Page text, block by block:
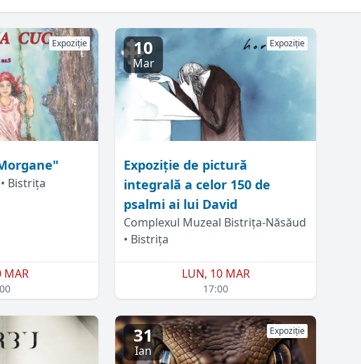
Expoziție
Bistrița
MAR
10
Mar
Expoziție
Expoziție de pictură
integrală a celor 150 de
psalmi ai lui David
Complexul Muzeal Bistrița-Năsăud
• Bistrița
LUN, 10 MAR
17:00
31
Ian
Expoziție